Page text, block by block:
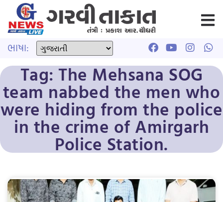
ભાષા:
Tag: The Mehsana SOG
team nabbed the men who
were hiding from the police
in the crime of Amirgarh
Police Station.